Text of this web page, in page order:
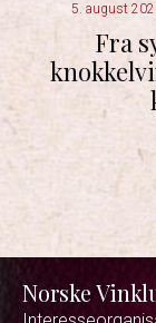
5. august
Fra
Norske